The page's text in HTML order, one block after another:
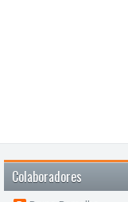
Colaboradores